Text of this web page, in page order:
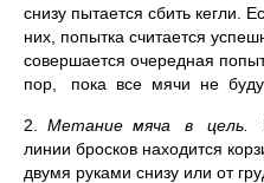
снизу пытается сбить кегли.
них, попытка считается
совершается очередная
пор, пока все мячи не
2. Метание мяча в цель.
линии бросков находится
двумя руками снизу или от